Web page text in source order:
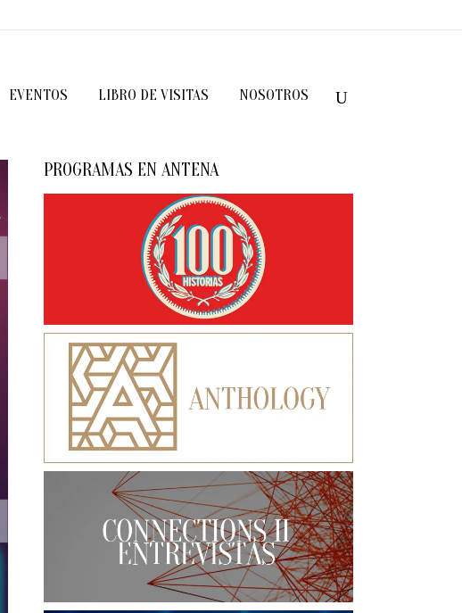
EVENTOS LIBRO DE VISITAS NOSOTROS
PROGRAMAS EN ANTENA